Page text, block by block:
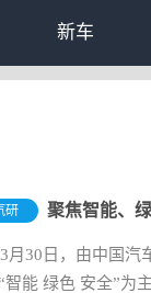
新车
研 聚焦智能、
月30日，由中国汽
智能 绿色 安全”为